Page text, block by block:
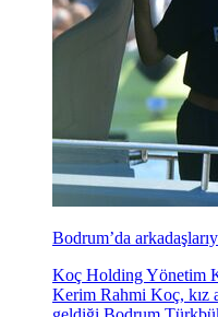
Bodrum’da
Koç Holding Yönetim
Kerim Rahmi Koç, kız